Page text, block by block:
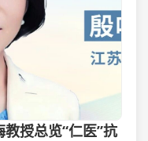
授总览“仁医”抗